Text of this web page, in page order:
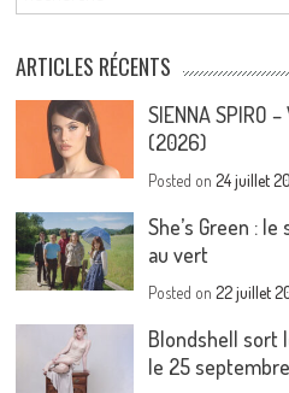
ARTICLES RÉCENTS
SIENNA SPIRO
(2026)
Posted on24 juillet
She’s Green : le
au vert
Posted on22 juillet
Blondshell sort
le 25 septembre